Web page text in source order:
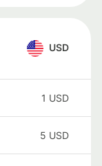
USD
1 USD
5 USD